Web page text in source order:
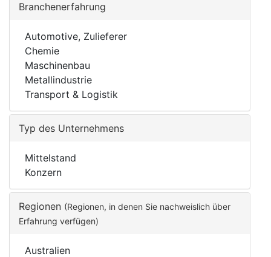
Branchenerfahrung
Automotive, Zulieferer
Chemie
Maschinenbau
Metallindustrie
Transport & Logistik
Typ des Unternehmens
Mittelstand
Konzern
Regionen (Regionen, in denen Sie nachweislich über
Erfahrung verfügen)
Australien